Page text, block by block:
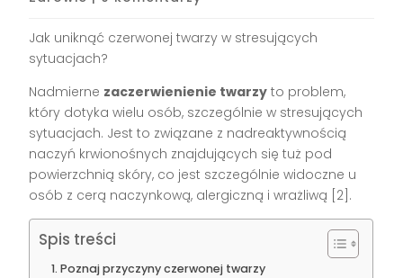
Jak uniknąć czerwonej twarzy w stresujących
sytuacjach?
Nadmierne zaczerwienienie twarzy to problem,
który dotyka wielu osób, szczególnie w stresujących
sytuacjach. Jest to związane z nadreaktywnością
naczyń krwionośnych znajdujących się tuż pod
powierzchnią skóry, co jest szczególnie widoczne u
osób z cerą naczynkową, alergiczną i wrażliwą [2].
Spis treści
Poznaj przyczyny czerwonej twarzy